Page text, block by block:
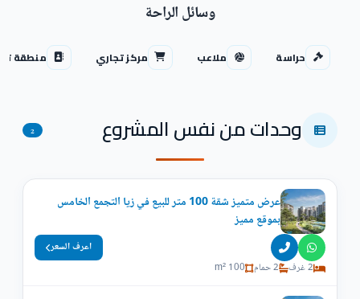
وسائل الراحة
حراسة ملاعب مركز تجاري منطقة
وحدات من نفس المشروع 2
عرض متميز شقة 100 متر للبيع في زيا التجمع الخامس
بموقع مميز
2 غرف 2 حمام 100 m²
اعرف السعر